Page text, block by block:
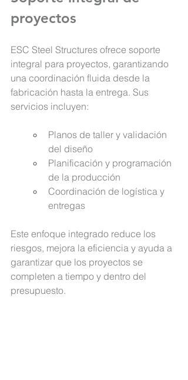
proyectos
ESC Steel Structures ofrece soporte
integral para proyectos, garantizando
una coordinación fluida desde la
fabricación hasta la entrega. Sus
servicios incluyen:
Planos de taller y validación
del diseño
Planificación y programación
de la producción
Coordinación de logística y
entregas
Este enfoque integrado reduce los
riesgos, mejora la eficiencia y ayuda a
garantizar que los proyectos se
completen a tiempo y dentro del
presupuesto.